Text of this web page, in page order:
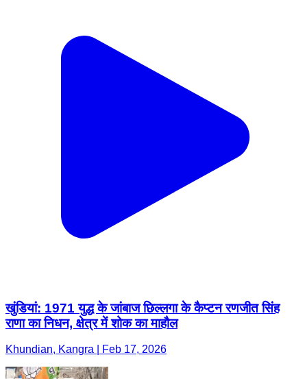
खुंडियां: 1971 युद्ध के जांबाज छिल्लगा के कैप्टन रणजीत सिंह
राणा का निधन, क्षेत्र में शोक का माहौल
Khundian, Kangra | Feb 17, 2026